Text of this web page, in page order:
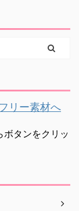
ボタンをクリッ